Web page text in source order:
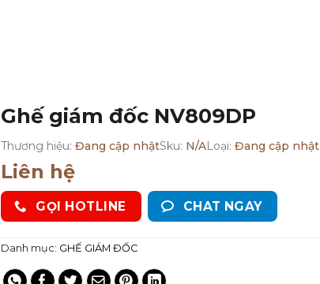
Ghế giám đốc NV809DP
Thương hiệu: Đang cập nhậtSku: N/ALoại: Đang cập nhật
Liên hệ
GỌI HOTLINE CHAT NGAY
Danh mục: GHẾ GIÁM ĐỐC